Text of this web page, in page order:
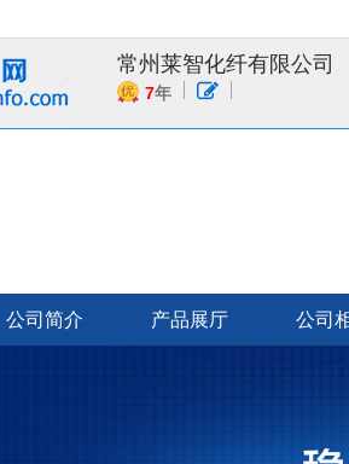
常州莱智化纤有限公司
7年
公司简介 产品展厅 公司